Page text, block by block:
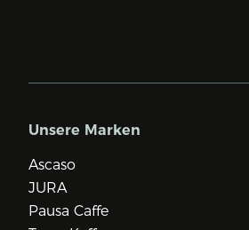
Unsere Marken
Ascaso
JURA
Pausa Caffe